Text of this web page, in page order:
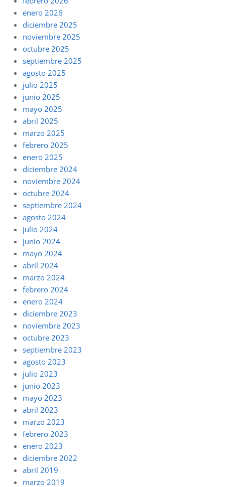
enero 2026
diciembre 2025
noviembre 2025
octubre 2025
septiembre 2025
agosto 2025
julio 2025
junio 2025
mayo 2025
abril 2025
marzo 2025
febrero 2025
enero 2025
diciembre 2024
noviembre 2024
octubre 2024
septiembre 2024
agosto 2024
julio 2024
junio 2024
mayo 2024
abril 2024
marzo 2024
febrero 2024
enero 2024
diciembre 2023
noviembre 2023
octubre 2023
septiembre 2023
agosto 2023
julio 2023
junio 2023
mayo 2023
abril 2023
marzo 2023
febrero 2023
enero 2023
diciembre 2022
abril 2019
marzo 2019